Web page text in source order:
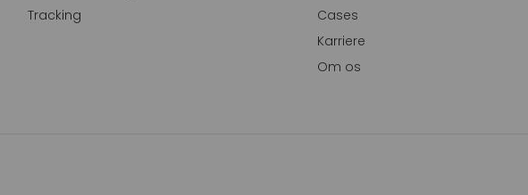
Tracking
Cases
Karriere
Om os